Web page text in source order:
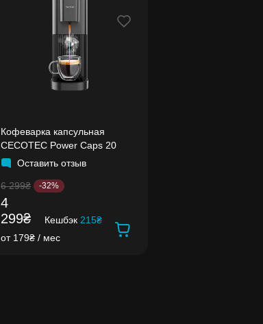
Кофеварка капсульная
CECOTEC Power Caps 20
Оставить отзыв
6 299₴ -32%
4
299₴
Кешбэк 215₴
от 179₴ / мес